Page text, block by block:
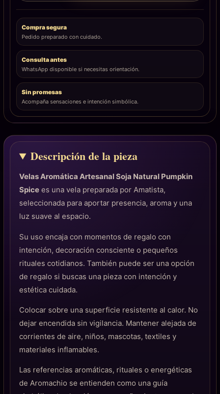
Compra segura
Pedido preparado con cuidado.
Consulta antes
WhatsApp disponible si necesitas orientación.
Sin promesas
Acompaña sensaciones e intención simbólica.
Descripción de la pieza
Velas Aromática Artesanal Soja Natural Pumpkin
Spice es una vela preparada por Amatista,
seleccionada para aportar presencia, aroma y una
luz suave al espacio.
Su uso encaja con momentos de regalo con
intención, decoración consciente o pequeños
rituales cotidianos. También puede ser una opción
de regalo si buscas una pieza con intención y
estética cuidada.
Colocar sobre una superficie resistente al calor. No
dejar encendida sin vigilancia. Mantener alejada de
corrientes de aire, niños, mascotas, textiles y
materiales inflamables.
Las referencias aromáticas, rituales o energéticas
de Aromachio se entienden como una guía